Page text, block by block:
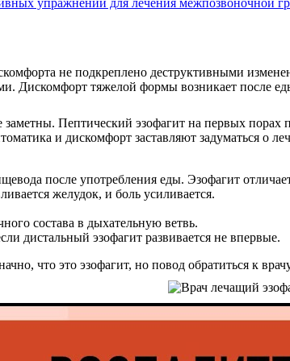
упражнений для лечения межпозвоночной
не подкреплено деструктивными
Дискомфорт тяжелой формы возникает после
Пептический эзофагит на первых
и дискомфорт заставляют задуматься о
после употребления еды. Эзофагит
желудок, и боль усиливается.
состава в дыхательную ветвь.
дистальный эзофагит развивается не впервые.
что это эзофагит, но повод обратиться к